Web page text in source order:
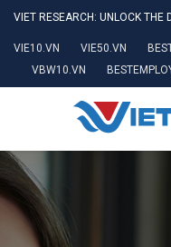
VIET RESEARCH: UNLOCK THE
VIE10.VN VIE50.VN
VBW10.VN